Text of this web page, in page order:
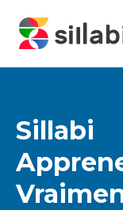
Sillabi